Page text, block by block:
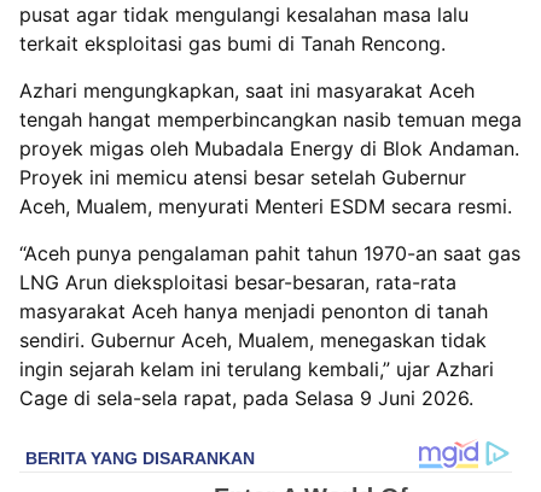
pusat agar tidak mengulangi kesalahan masa lalu
terkait eksploitasi gas bumi di Tanah Rencong.
Azhari mengungkapkan, saat ini masyarakat Aceh
tengah hangat memperbincangkan nasib temuan mega
proyek migas oleh Mubadala Energy di Blok Andaman.
Proyek ini memicu atensi besar setelah Gubernur
Aceh, Mualem, menyurati Menteri ESDM secara resmi.
“Aceh punya pengalaman pahit tahun 1970-an saat gas
LNG Arun dieksploitasi besar-besaran, rata-rata
masyarakat Aceh hanya menjadi penonton di tanah
sendiri. Gubernur Aceh, Mualem, menegaskan tidak
ingin sejarah kelam ini terulang kembali,” ujar Azhari
Cage di sela-sela rapat, pada Selasa 9 Juni 2026.